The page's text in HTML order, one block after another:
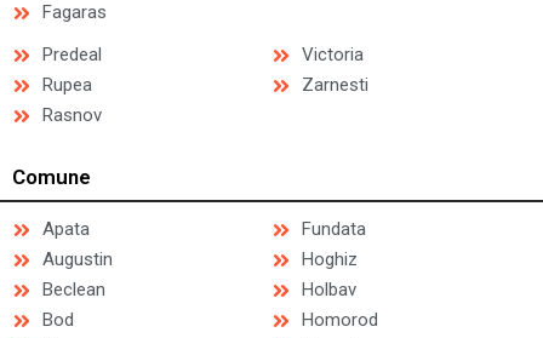
Fagaras
Predeal
Rupea
Rasnov
Victoria
Zarnesti
Comune
Apata
Augustin
Beclean
Bod
Fundata
Hoghiz
Holbav
Homorod